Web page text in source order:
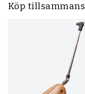
Köp tillsammans